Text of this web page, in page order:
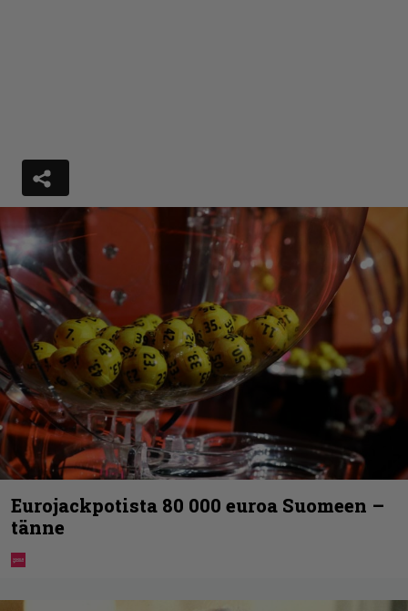
Eurojackpotista 80 000 euroa Suomeen –
tänne